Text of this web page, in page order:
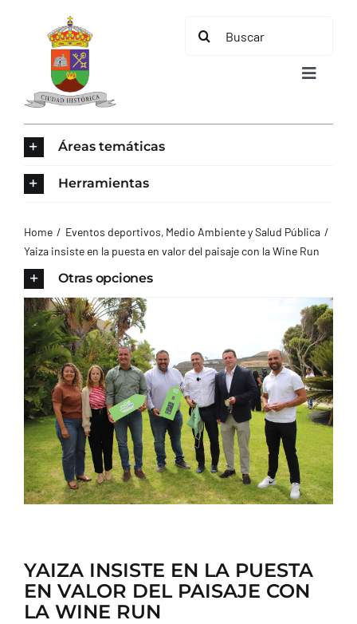
contenido
Buscar:
Toggle
AYUNTAMIENTO
TURISMO
CONTACTO
Áreas temáticas
Herramientas
Home Eventos deportivos Medio Ambiente y Salud Pública
Yaiza insiste en la puesta en valor del paisaje con la Wine Run
Otras opciones
YAIZA INSISTE EN LA PUESTA
EN VALOR DEL PAISAJE CON
LA WINE RUN